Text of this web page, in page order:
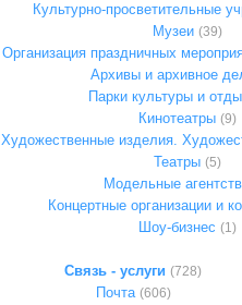
Культурно-просветительные
Музеи (39)
Организация праздничных
Архивы и архивное
Парки культуры и
Кинотеатры (9)
Художественные изделия.
Театры (5)
Модельные
Концертные организации и
Шоу-бизнес (1)
Связь - услуги (728)
Почта (606)